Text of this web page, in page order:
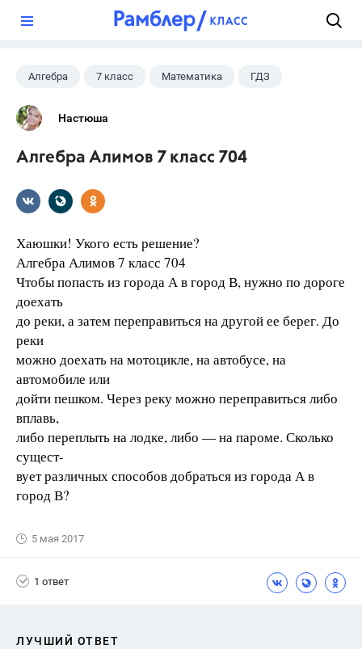
Алгебра 7 класс Математика ГДЗ
Настюша
Алгебра Алимов 7 класс 704
Хаюшки! Укого есть решение?
Алгебра Алимов 7 класс 704
Чтобы попасть из города А в город В, нужно по дороге
доехать
до реки, а затем переправиться на другой ее берег. До
реки
можно доехать на мотоцикле, на автобусе, на
автомобиле или
дойти пешком. Через реку можно переправиться либо
вплавь,
либо переплыть на лодке, либо — на пароме. Сколько
сущест-
вует различных способов добраться из города А в
город В?
5 мая 2017
1 ответ
ЛУЧШИЙ ОТВЕТ